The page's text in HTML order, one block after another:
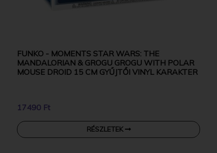
FUNKO - MOMENTS STAR WARS: THE
MANDALORIAN & GROGU GROGU WITH POLAR
MOUSE DROID 15 CM GYŰJTŐI VINYL KARAKTER
17490 Ft
RÉSZLETEK